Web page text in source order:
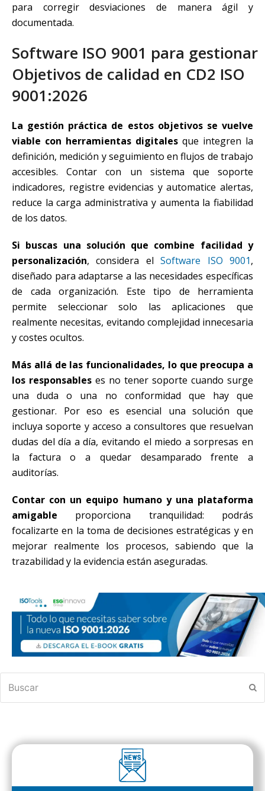
para corregir desviaciones de manera ágil y
documentada.
Software ISO 9001 para gestionar
Objetivos de calidad en CD2 ISO
9001:2026
La gestión práctica de estos objetivos se vuelve
viable con herramientas digitales que integren la
definición, medición y seguimiento en flujos de trabajo
accesibles. Contar con un sistema que soporte
indicadores, registre evidencias y automatice alertas,
reduce la carga administrativa y aumenta la fiabilidad
de los datos.
Si buscas una solución que combine facilidad y
personalización, considera elSoftware ISO 9001,
diseñado para adaptarse a las necesidades específicas
de cada organización. Este tipo de herramienta
permite seleccionar solo las aplicaciones que
realmente necesitas, evitando complejidad innecesaria
y costes ocultos.
Más allá de las funcionalidades, lo que preocupa a
los responsables es no tener soporte cuando surge
una duda o una no conformidad que hay que
gestionar. Por eso es esencial una solución que
incluya soporte y acceso a consultores que resuelvan
dudas del día a día, evitando el miedo a sorpresas en
la factura o a quedar desamparado frente a
auditorías.
Contar con un equipo humano y una plataforma
amigable proporciona tranquilidad: podrás
focalizarte en la toma de decisiones estratégicas y en
mejorar realmente los procesos, sabiendo que la
trazabilidad y la evidencia están aseguradas.